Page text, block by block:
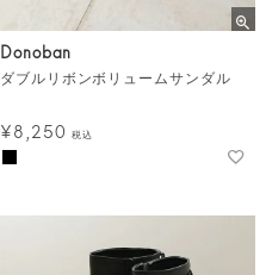
Donoban
ダブルリボンボリュームサンダル
¥8,250 税込